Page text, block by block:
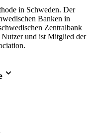
in Schweden. Der
Banken in
Zentralbank
und ist Mitglied der